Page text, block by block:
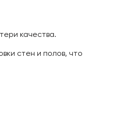
качества.
стен и полов, что